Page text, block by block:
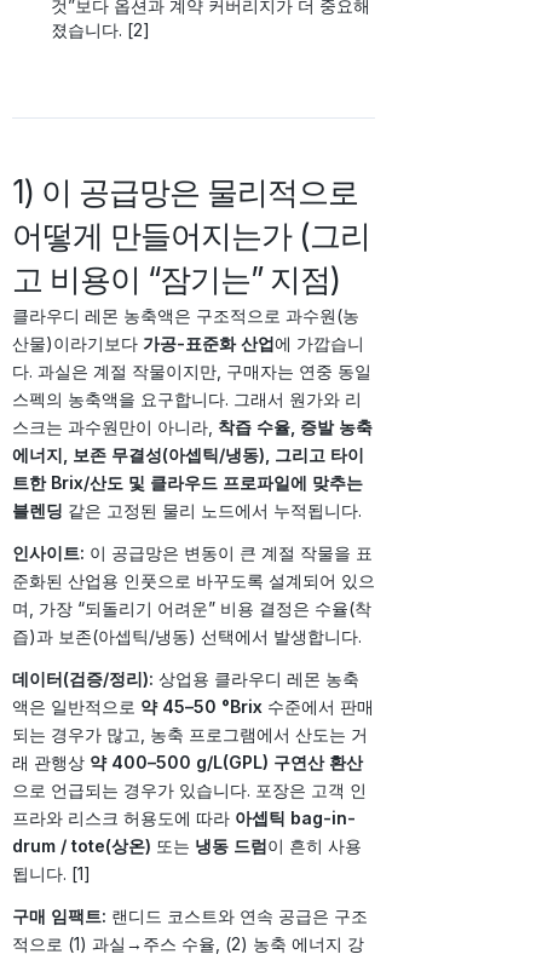
것”보다 옵션과 계약 커버리지가 더 중요해
졌습니다. [2]
1) 이 공급망은 물리적으로
어떻게 만들어지는가 (그리
고 비용이 “잠기는” 지점)
클라우디 레몬 농축액은 구조적으로 과수원(농
산물)이라기보다 가공-표준화 산업에 가깝습니
다. 과실은 계절 작물이지만, 구매자는 연중 동일
스펙의 농축액을 요구합니다. 그래서 원가와 리
스크는 과수원만이 아니라, 착즙 수율, 증발 농축
에너지, 보존 무결성(아셉틱/냉동), 그리고 타이
트한 Brix/산도 및 클라우드 프로파일에 맞추는
블렌딩 같은 고정된 물리 노드에서 누적됩니다.
인사이트: 이 공급망은 변동이 큰 계절 작물을 표
준화된 산업용 인풋으로 바꾸도록 설계되어 있으
며, 가장 “되돌리기 어려운” 비용 결정은 수율(착
즙)과 보존(아셉틱/냉동) 선택에서 발생합니다.
데이터(검증/정리): 상업용 클라우디 레몬 농축
액은 일반적으로 약 45–50 °Brix 수준에서 판매
되는 경우가 많고, 농축 프로그램에서 산도는 거
래 관행상 약 400–500 g/L(GPL) 구연산 환산
으로 언급되는 경우가 있습니다. 포장은 고객 인
프라와 리스크 허용도에 따라 아셉틱 bag-in-
drum / tote(상온) 또는 냉동 드럼이 흔히 사용
됩니다. [1]
구매 임팩트: 랜디드 코스트와 연속 공급은 구조
적으로 (1) 과실→주스 수율, (2) 농축 에너지 강